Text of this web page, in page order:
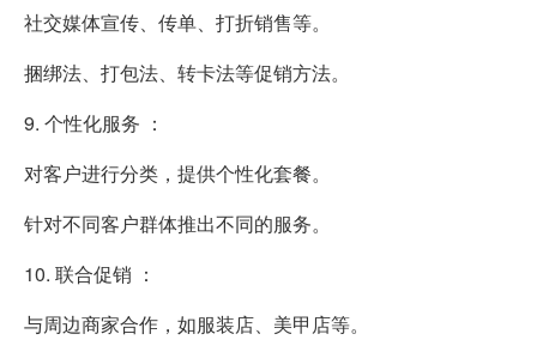
社交媒体宣传、传单、打折销售等。
捆绑法、打包法、转卡法等促销方法。
9. 个性化服务 ：
对客户进行分类，提供个性化套餐。
针对不同客户群体推出不同的服务。
10. 联合促销 ：
与周边商家合作，如服装店、美甲店等。